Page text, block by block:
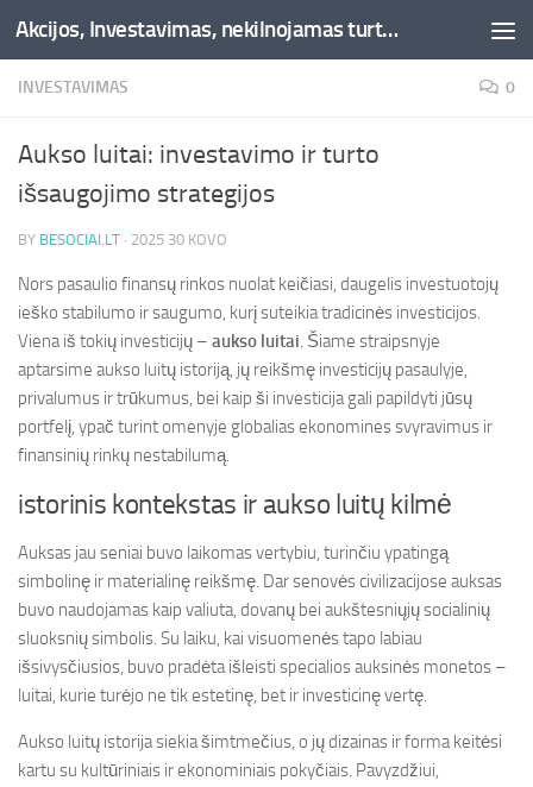
Skip to content Akcijos, Investavimas, nekilnojamas turtas, kriptovaliutos - Besociai.lt
INVESTAVIMAS 0
Aukso luitai: investavimo ir turto
išsaugojimo strategijos
BY BESOCIAI.LT · 2025 30 KOVO
Nors pasaulio finansų rinkos nuolat keičiasi, daugelis investuotojų
ieško stabilumo ir saugumo, kurį suteikia tradicinės investicijos.
Viena iš tokių investicijų – aukso luitai. Šiame straipsnyje
aptarsime aukso luitų istoriją, jų reikšmę investicijų pasaulyje,
privalumus ir trūkumus, bei kaip ši investicija gali papildyti jūsų
portfelį, ypač turint omenyje globalias ekonomines svyravimus ir
finansinių rinkų nestabilumą.
istorinis kontekstas ir aukso luitų kilmė
Auksas jau seniai buvo laikomas vertybiu, turinčiu ypatingą
simbolinę ir materialinę reikšmę. Dar senovės civilizacijose auksas
buvo naudojamas kaip valiuta, dovanų bei aukštesniųjų socialinių
sluoksnių simbolis. Su laiku, kai visuomenės tapo labiau
išsivysčiusios, buvo pradėta išleisti specialios auksinės monetos –
luitai, kurie turėjo ne tik estetinę, bet ir investicinę vertę.
Aukso luitų istorija siekia šimtmečius, o jų dizainas ir forma keitėsi
kartu su kultūriniais ir ekonominiais pokyčiais. Pavyzdžiui,